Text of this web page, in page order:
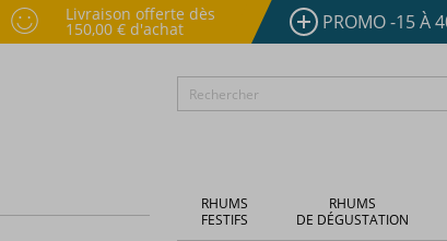
Livraison offerte dès
150,00 € d'achat PROMO -15 À
RHUMS
FESTIFS
RHUMS
DE DÉGUSTATION